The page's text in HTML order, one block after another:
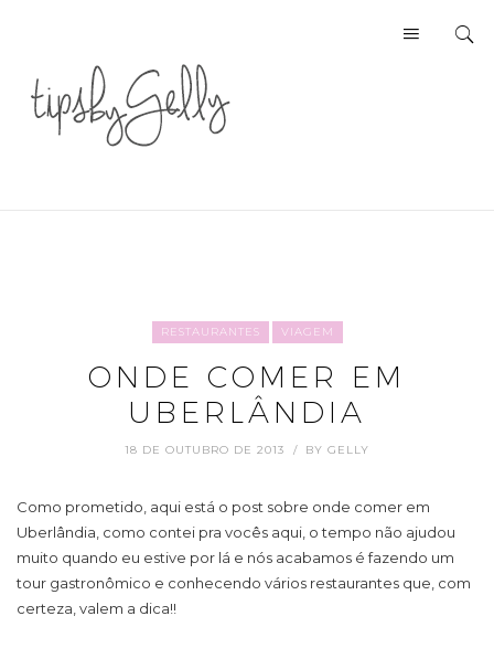
RESTAURANTES VIAGEM
ONDE COMER EM
UBERLÂNDIA
18 DE OUTUBRO DE 2013 BY GELLY
Como prometido, aqui está o post sobre onde comer em
Uberlândia, como contei pra vocês aqui, o tempo não ajudou
muito quando eu estive por lá e nós acabamos é fazendo um
tour gastronômico e conhecendo vários restaurantes que, com
certeza, valem a dica!!